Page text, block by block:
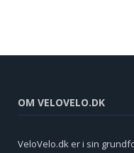
OM VELOVELO.DK
VeloVelo.dk er i sin